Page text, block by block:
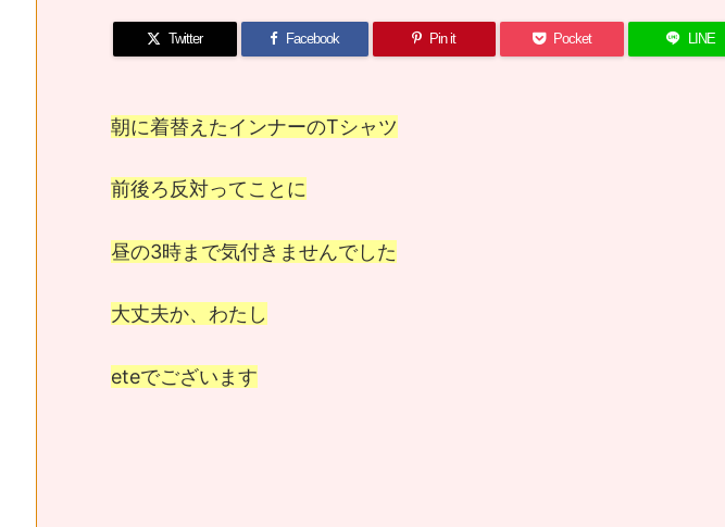
Twitter Facebook Pin it Pocket LINE
朝に着替えたインナーのTシャツ
前後ろ反対ってことに
昼の3時まで気付きませんでした
大丈夫か、わたし
eteでございます